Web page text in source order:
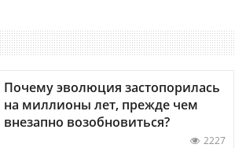
Почему эволюция застопорилась
на миллионы лет, прежде чем
внезапно возобновиться?
2227